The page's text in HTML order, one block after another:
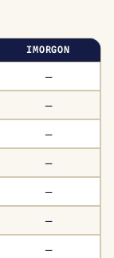
IMORGON
–
–
–
–
–
–
–